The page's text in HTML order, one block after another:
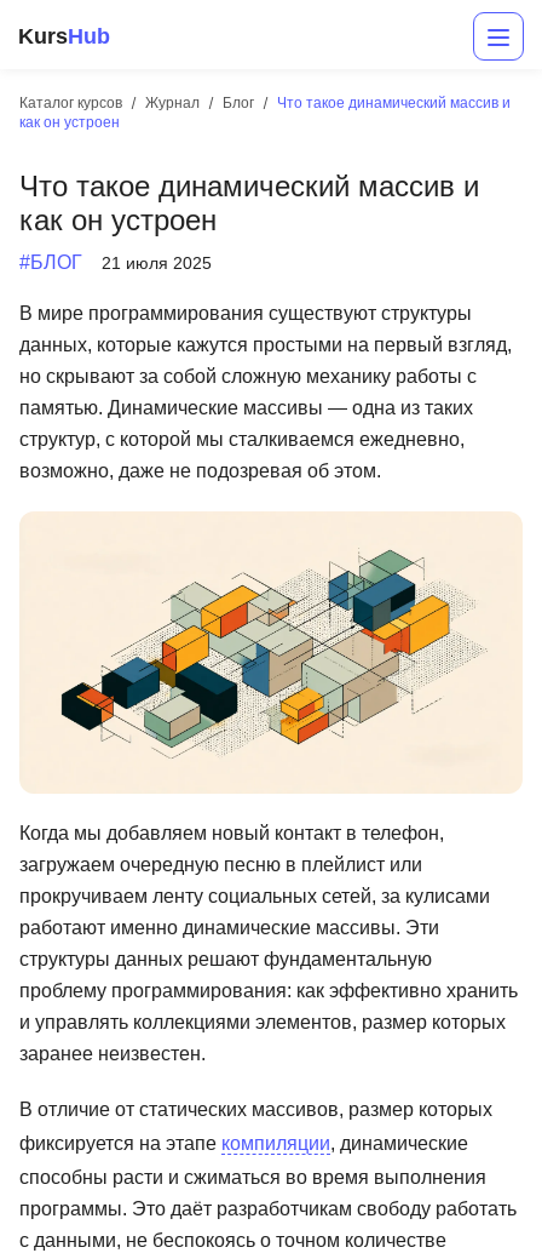
KursHub
Каталог курсов Журнал Блог
Что такое динамический массив и
как он устроен
Что такое динамический массив и
как он устроен
#БЛОГ 21 июля 2025
В мире программирования существуют структуры
данных, которые кажутся простыми на первый взгляд,
но скрывают за собой сложную механику работы с
памятью. Динамические массивы — одна из таких
структур, с которой мы сталкиваемся ежедневно,
возможно, даже не подозревая об этом.
Когда мы добавляем новый контакт в телефон,
загружаем очередную песню в плейлист или
прокручиваем ленту социальных сетей, за кулисами
работают именно динамические массивы. Эти
структуры данных решают фундаментальную
проблему программирования: как эффективно хранить
и управлять коллекциями элементов, размер которых
заранее неизвестен.
В отличие от статических массивов, размер которых
фиксируется на этапе компиляции, динамические
способны расти и сжиматься во время выполнения
программы. Это даёт разработчикам свободу работать
с данными, не беспокоясь о точном количестве
Маркетинг
Дизайн
Аналитика
Менеджмент
Иностранные языки
Детям